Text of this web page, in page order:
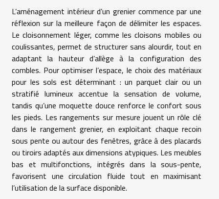
L’aménagement intérieur d’un grenier commence par une
réflexion sur la meilleure façon de délimiter les espaces.
Le cloisonnement léger, comme les cloisons mobiles ou
coulissantes, permet de structurer sans alourdir, tout en
adaptant la hauteur d’allège à la configuration des
combles. Pour optimiser l’espace, le choix des matériaux
pour les sols est déterminant : un parquet clair ou un
stratifié lumineux accentue la sensation de volume,
tandis qu’une moquette douce renforce le confort sous
les pieds. Les rangements sur mesure jouent un rôle clé
dans le rangement grenier, en exploitant chaque recoin
sous pente ou autour des fenêtres, grâce à des placards
ou tiroirs adaptés aux dimensions atypiques. Les meubles
bas et multifonctions, intégrés dans la sous-pente,
favorisent une circulation fluide tout en maximisant
l’utilisation de la surface disponible.